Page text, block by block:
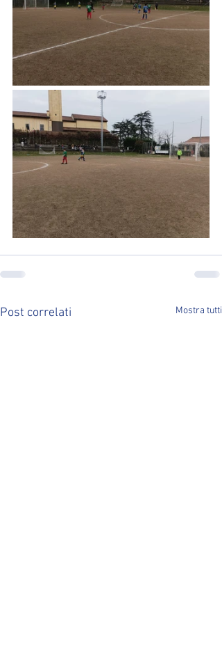
Post correlati Mostra tutti